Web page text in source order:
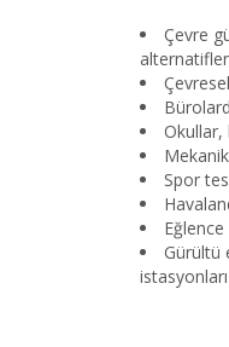
Çevre
Okullar,
Spor
Gürültü